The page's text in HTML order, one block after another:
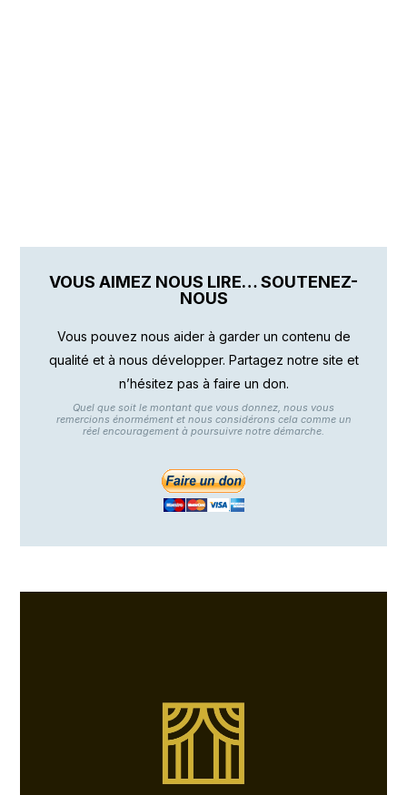
VOUS AIMEZ NOUS LIRE… SOUTENEZ-
NOUS
Vous pouvez nous aider à garder un contenu de
qualité et à nous développer. Partagez notre site et
n’hésitez pas à faire un don.
Quel que soit le montant que vous donnez, nous vous
remercions énormément et nous considérons cela comme un
réel encouragement à poursuivre notre démarche.